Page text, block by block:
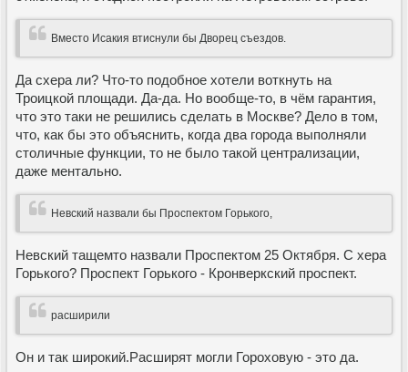
Вместо Исакия втиснули бы Дворец съездов.
Да схера ли? Что-то подобное хотели воткнуть на
Троицкой площади. Да-да. Но вообще-то, в чём гарантия,
что это таки не решились сделать в Москве? Дело в том,
что, как бы это объяснить, когда два города выполняли
столичные функции, то не было такой централизации,
даже ментально.
Невский назвали бы Проспектом Горького,
Невский тащемто назвали Проспектом 25 Октября. С хера
Горького? Проспект Горького - Кронверкский проспект.
расширили
Он и так широкий.Расширят могли Гороховую - это да.